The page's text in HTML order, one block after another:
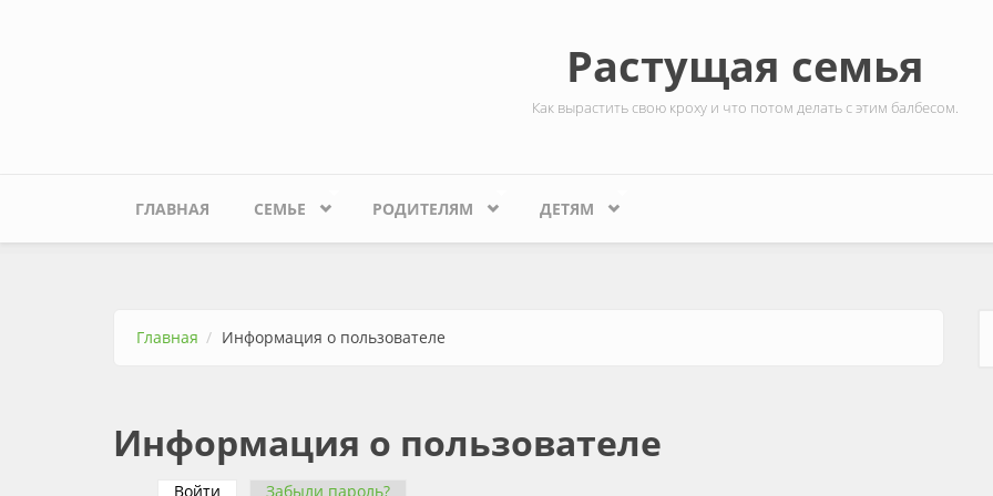
Растущая семья
Как вырастить свою кроху и что потом делать с этим балбесом.
ГЛАВНАЯ СЕМЬЕ РОДИТЕЛЯМ ДЕТЯМ
Главная Информация о пользователе
Информация о пользователе
Войти (активная вкладка)
Забыли пароль?